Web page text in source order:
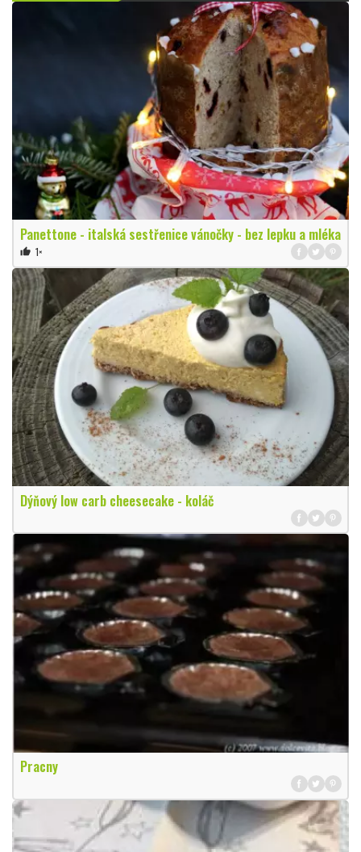
Panettone - italská sestřenice vánočky - bez lepku a mléka
thumb_up 1×
Dýňový low carb cheesecake - koláč
Pracny